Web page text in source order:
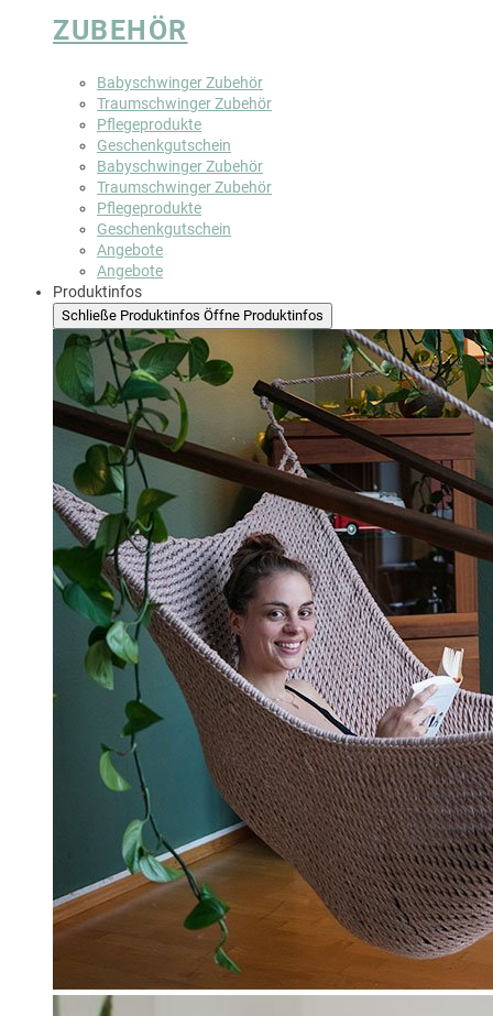
ZUBEHÖR
Babyschwinger Zubehör
Traumschwinger Zubehör
Pflegeprodukte
Geschenkgutschein
Babyschwinger Zubehör
Traumschwinger Zubehör
Pflegeprodukte
Geschenkgutschein
Angebote
Angebote
Produktinfos
Schließe Produktinfos Öffne Produktinfos